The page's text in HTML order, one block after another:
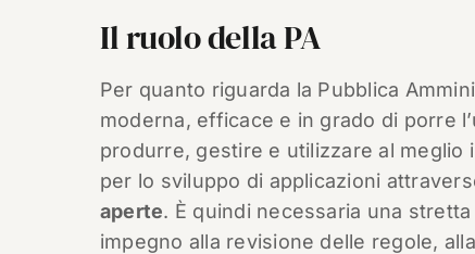
Il ruolo della PA
Per quanto riguarda la Pubblica
moderna, efficace e in grado di porre
produrre, gestire e utilizzare al
per lo sviluppo di applicazioni
aperte. È quindi necessaria una
impegno alla revisione delle regole,